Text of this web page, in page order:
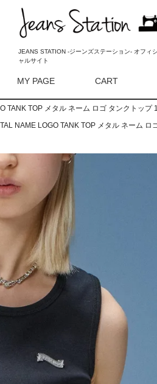
JEANS STATION -ジーンズステーション- オフィシ
ャルサイト
MY PAGE CART
TANK TOP メタル ネーム ロゴ タンクトッ
NAME LOGO TANK TOP メタル ネーム